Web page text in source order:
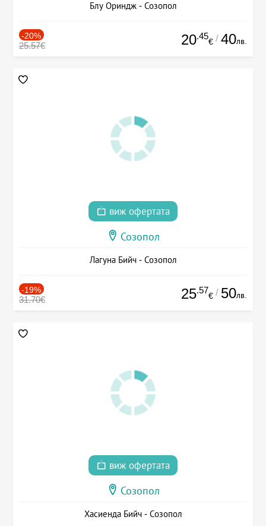
Блу Ориндж - Созопол
-20%
25.57€ 20.45
€ / 40лв.
виж офертата
Созопол
Лагуна Бийч - Созопол
-19%
31.70€ 25.57
€ / 50лв.
виж офертата
Созопол
Хасиенда Бийч - Созопол